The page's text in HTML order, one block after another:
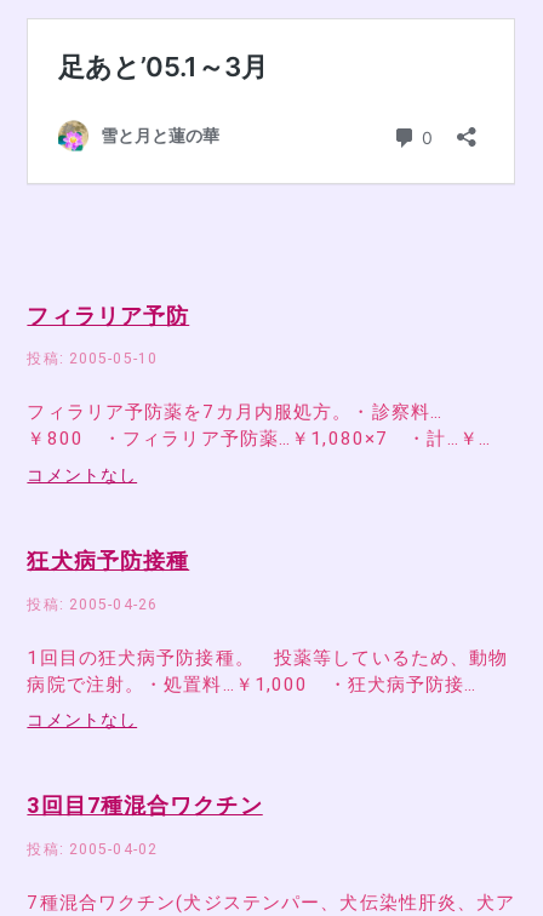
フィラリア予防
投稿: 2005-05-10
フィラリア予防薬を7カ月内服処方。・診察料…
￥800 ・フィラリア予防薬…￥1,080×7 ・計…￥…
コメントなし
狂犬病予防接種
投稿: 2005-04-26
1回目の狂犬病予防接種。 投薬等しているため、動物
病院で注射。・処置料…￥1,000 ・狂犬病予防接…
コメントなし
3回目7種混合ワクチン
投稿: 2005-04-02
7種混合ワクチン(犬ジステンパー、犬伝染性肝炎、犬ア